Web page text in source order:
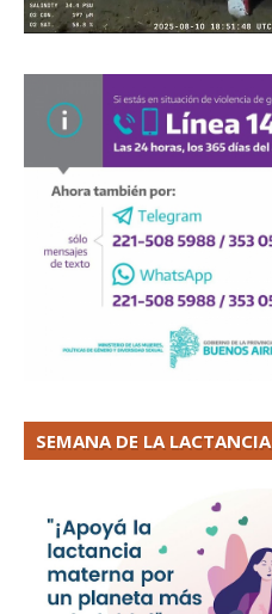
SEMANA DE LA LACTANCIA